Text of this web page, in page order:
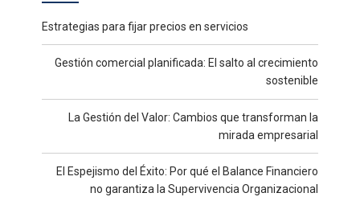
Estrategias para fijar precios en servicios
Gestión comercial planificada: El salto al crecimiento
sostenible
La Gestión del Valor: Cambios que transforman la
mirada empresarial
El Espejismo del Éxito: Por qué el Balance Financiero
no garantiza la Supervivencia Organizacional